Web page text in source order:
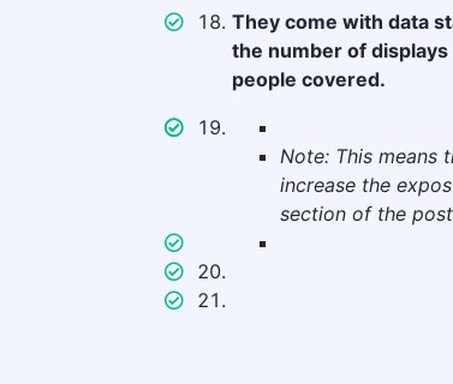
They come with data
the number of
people covered.
Note: This means
increase the
section of the